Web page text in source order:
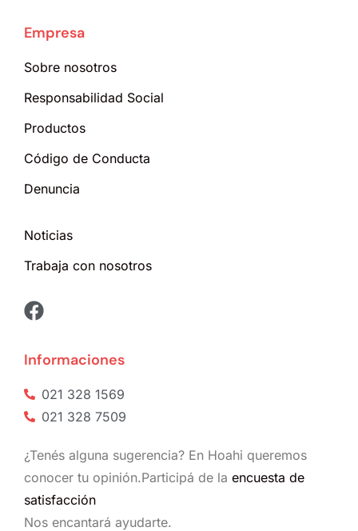
Empresa
Sobre nosotros
Responsabilidad Social
Productos
Código de Conducta
Denuncia
Noticias
Trabaja con nosotros
Informaciones
021 328 1569
021 328 7509
¿Tenés alguna sugerencia? En Hoahi queremos
conocer tu opinión.Participá de la encuesta de
satisfacción
Nos encantará ayudarte.